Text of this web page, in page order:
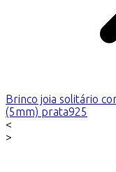
Brinco joia solitário
(5mm) prata925
<
>